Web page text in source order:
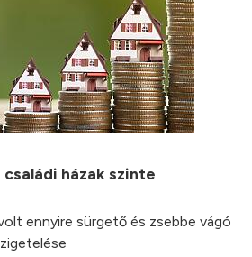
házak szinte
ennyire sürgető és zsebbe vágó